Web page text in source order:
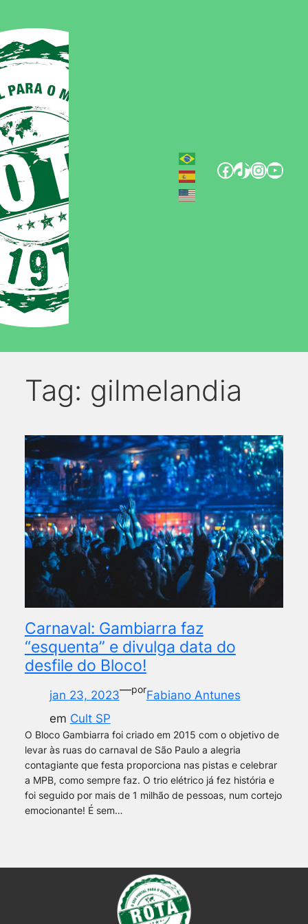
Tag: gilmelandia
Carnaval: Gambiarra faz
“esquenta” e divulga data do
desfile do Bloco!
jan 23, 2023—porFabiano Antunes
em Cult SP
O Bloco Gambiarra foi criado em 2015 com o objetivo de
levar às ruas do carnaval de São Paulo a alegria
contagiante que festa proporciona nas pistas e celebrar
a MPB, como sempre faz. O trio elétrico já fez história e
foi seguido por mais de 1 milhão de pessoas, num cortejo
emocionante! É sem…